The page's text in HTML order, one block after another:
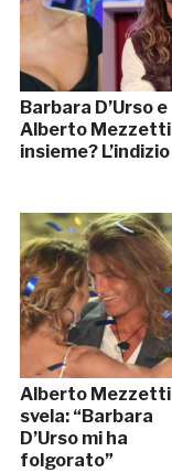
Barbara D’Urso e
Alberto Mezzetti
insieme? L’indizio
Alberto Mezzetti
svela: “Barbara
D’Urso mi ha
folgorato”